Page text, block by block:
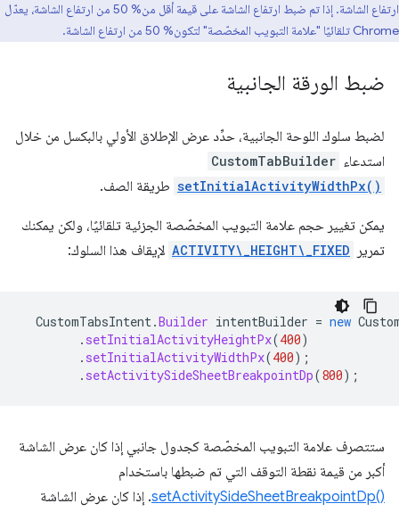
ارتفاع الشاشة. إذا تم ضبط ارتفاع الشاشة على قيمة أقل من% 50 من ارتفاع الشاشة، يعدّل
Chrome تلقائيًا "علامة التبويب المخصّصة" لتكون% 50 من ارتفاع الشاشة.
ضبط الورقة الجانبية
لضبط سلوك اللوحة الجانبية، حدِّد عرض الإطلاق الأولي بالبكسل من خلال
استدعاء CustomTabBuilder
setInitialActivityWidthPx() طريقة الصف.
يمكن تغيير حجم علامة التبويب المخصّصة الجزئية تلقائيًا، ولكن يمكنك
تمرير
ACTIVITY\_HEIGHT\_FIXED لإيقاف هذا السلوك:
CustomTabsIntent.Builder intentBuilder = new
. setInitialActivityHeightPx(400)
. setInitialActivityWidthPx(400);
. setActivitySideSheetBreakpointDp(800);
ستتصرف علامة التبويب المخصّصة كجدول جانبي إذا كان عرض الشاشة
أكبر من قيمة نقطة التوقف التي تم ضبطها باستخدام
setActivitySideSheetBreakpointDp()‎. إذا كان عرض الشاشة